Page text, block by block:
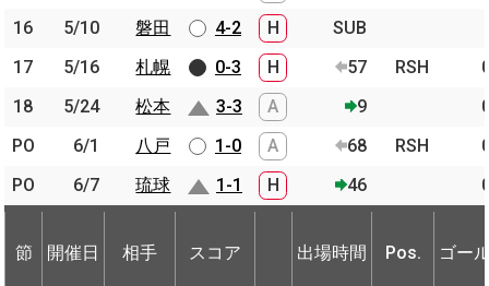
16
5/10 磐田 4-2 H
SUB
17
5/16 札幌 0-3 H 57 RSH
18
5/24 松本 3-3 A 9
PO
6/1 八戸 1-0 A 68 RSH
PO
6/7 琉球 1-1 H 46
節 開催日 相手 スコア 出場時間 Pos. ゴー
16
5/10
磐田
17
5/16
札幌
18
5/24
松本
PO
6/1
八戸
PO
6/7 琉球
節 開催日 相手